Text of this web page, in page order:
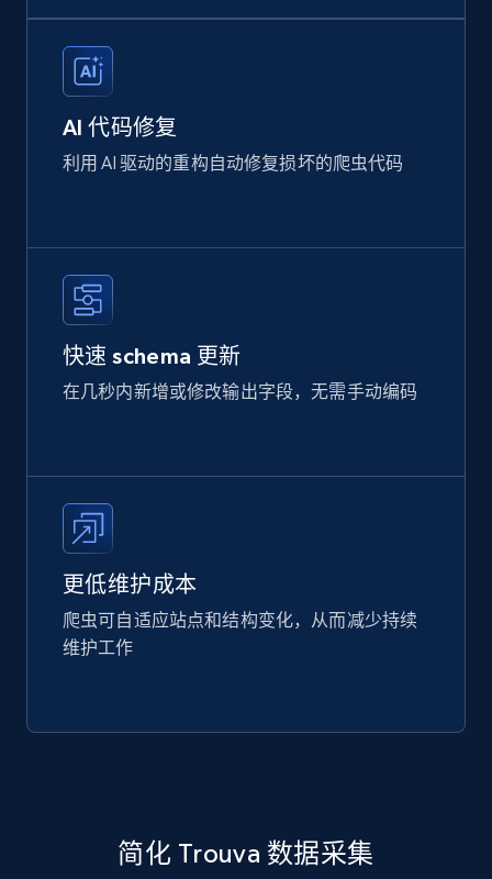
AI 代码修复
利用 AI 驱动的重构自动修复损坏的爬虫代码
快速 schema 更新
在几秒内新增或修改输出字段，无需手动编码
更低维护成本
爬虫可自适应站点和结构变化，从而减少持续
维护工作
简化 Trouva 数据采集